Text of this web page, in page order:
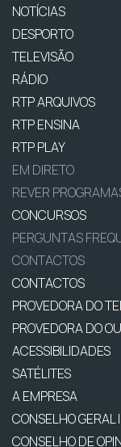
NOTÍCIAS
DESPORTO
TELEVISÃO
RÁDIO
RTP ARQUIVOS
RTP ENSINA
RTP PLAY
EM DIRETO
REVER
CONCURSOS
PERGUNTAS
CONTACTOS
CONTACTOS
PROVEDORA DO
PROVEDORA DO
ACESSIBILIDADES
SATÉLITES
A EMPRESA
CONSELHO
CONSELHO DE